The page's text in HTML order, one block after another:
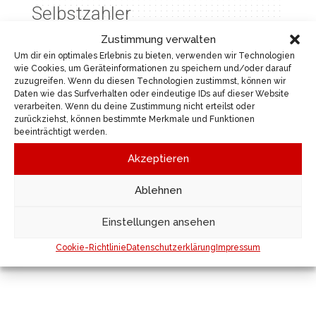
Zustimmung verwalten
Um dir ein optimales Erlebnis zu bieten, verwenden wir Technologien
wie Cookies, um Geräteinformationen zu speichern und/oder darauf
zuzugreifen. Wenn du diesen Technologien zustimmst, können wir
Daten wie das Surfverhalten oder eindeutige IDs auf dieser Website
verarbeiten. Wenn du deine Zustimmung nicht erteilst oder
zurückziehst, können bestimmte Merkmale und Funktionen
beeinträchtigt werden.
Akzeptieren
Ablehnen
Einstellungen ansehen
Cookie-RichtlinieDatenschutzerklärungImpressum
Selbstzahler
Damit ich mir für jede Patientin und jeden
Patienten ausreichend Zeit nehmen und
meine unterschiedlichen diagnostischen